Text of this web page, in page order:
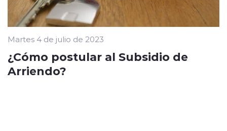
Martes 4 de julio de 2023
¿Cómo postular al Subsidio de
Arriendo?